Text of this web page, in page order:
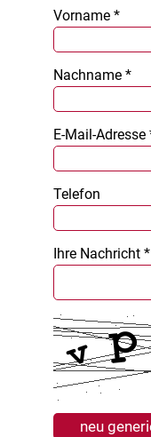
Vorname *
Nachname *
E-Mail-Adresse
Telefon
Ihre Nachricht *
neu